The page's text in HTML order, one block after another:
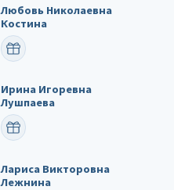
Любовь Николаевна
Костина
ПОЗДРАВИТЬ
Ирина Игоревна
Лушпаева
ПОЗДРАВИТЬ
Лариса Викторовна
Лежнина